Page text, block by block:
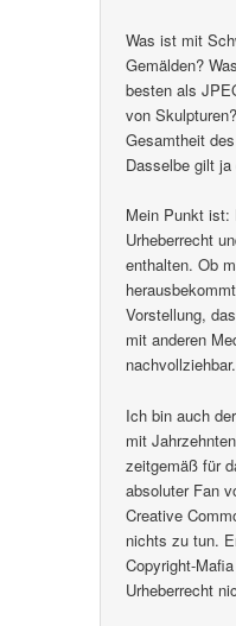
Was ist mit
Gemälden?
besten als
von
Gesamtheit
Dasselbe gilt
Mein Punkt ist:
Urheberrecht
enthalten. Ob
Vorstellung,
mit anderen
nachvollziehbar.
Ich bin auch
mit
zeitgemäß für
absoluter Fan
Creative
nichts zu tun.
Copyright-
Urheberrecht